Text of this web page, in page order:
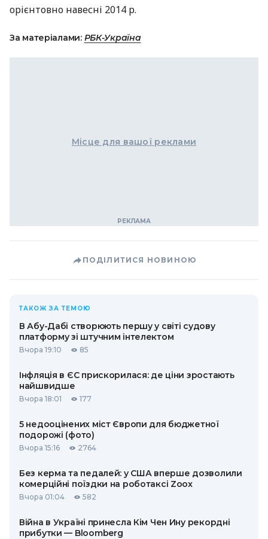
орієнтовно навесні 2014 р.
За матеріалами: РБК-Україна
Місце для вашої реклами
ПОДІЛИТИСЯ НОВИНОЮ
ТАКОЖ ЗА ТЕМОЮ
В Абу-Дабі створюють першу у світі судову
платформу зі штучним інтелектом
Вчора 19:10 85
Інфляція в ЄС прискорилася: де ціни зростають
найшвидше
Вчора 18:01 177
5 недооцінених міст Європи для бюджетної
подорожі (фото)
Вчора 15:16 2764
Без керма та педалей: у США вперше дозволили
комерційні поїздки на роботаксі Zoox
Вчора 01:04 582
Війна в Україні принесла Кім Чен Ину рекордні
прибутки — Bloomberg